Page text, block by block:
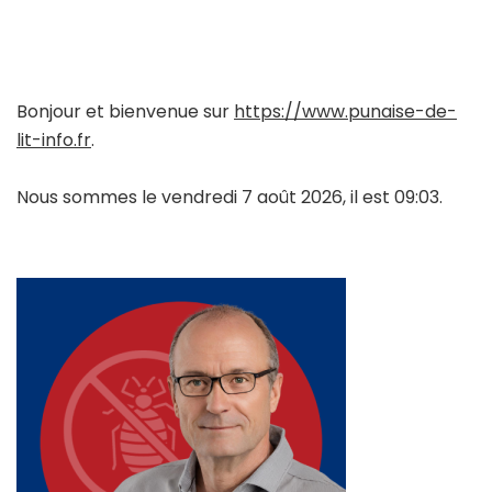
Bonjour et bienvenue sur https://www.punaise-de-
lit-info.fr.
Nous sommes le vendredi 7 août 2026, il est 09:03.